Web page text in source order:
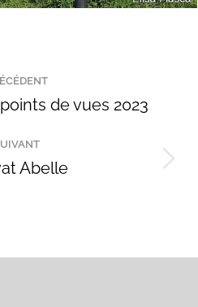
Ongletde vues 2023
Projets
Abelle